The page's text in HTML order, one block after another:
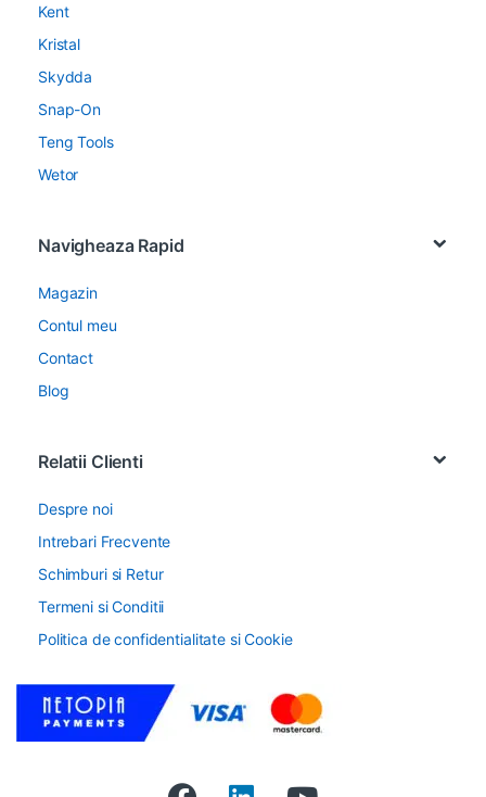
Kent
Kristal
Skydda
Snap-On
Teng Tools
Wetor
Navigheaza Rapid
Magazin
Contul meu
Contact
Blog
Relatii Clienti
Despre noi
Intrebari Frecvente
Schimburi si Retur
Termeni si Conditii
Politica de confidentialitate si Cookie